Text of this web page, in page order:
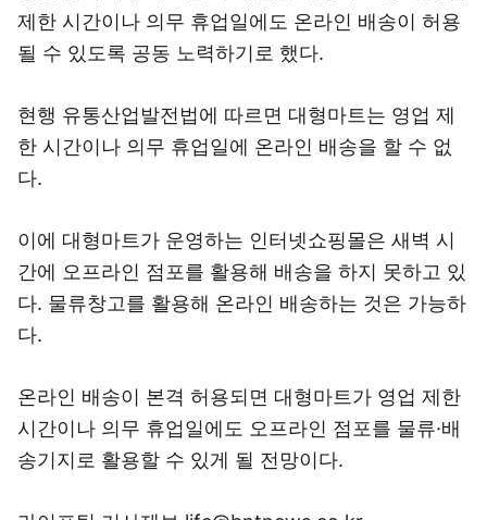
제한 시간이나 의무 휴업일에도 온라인 배송이 허용
될 수 있도록 공동 노력하기로 했다.
현행 유통산업발전법에 따르면 대형마트는 영업 제
한 시간이나 의무 휴업일에 온라인 배송을 할 수 없
다.
이에 대형마트가 운영하는 인터넷쇼핑몰은 새벽 시
간에 오프라인 점포를 활용해 배송을 하지 못하고 있
다. 물류창고를 활용해 온라인 배송하는 것은 가능하
다.
온라인 배송이 본격 허용되면 대형마트가 영업 제한
시간이나 의무 휴업일에도 오프라인 점포를 물류·배
송기지로 활용할 수 있게 될 전망이다.